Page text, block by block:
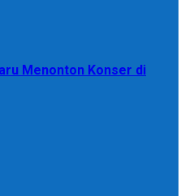
Menonton Konser di